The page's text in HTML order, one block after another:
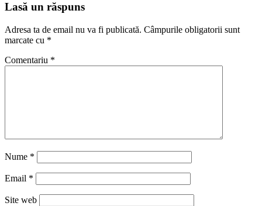
Lasă un răspuns
Adresa ta de email nu va fi publicată. Câmpurile obligatorii sunt
marcate cu *
Comentariu *
Nume *
Email *
Site web